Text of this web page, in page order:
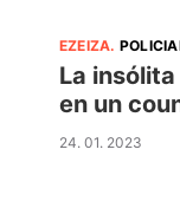
EZEIZA.
La
en un
24. 01. 2023